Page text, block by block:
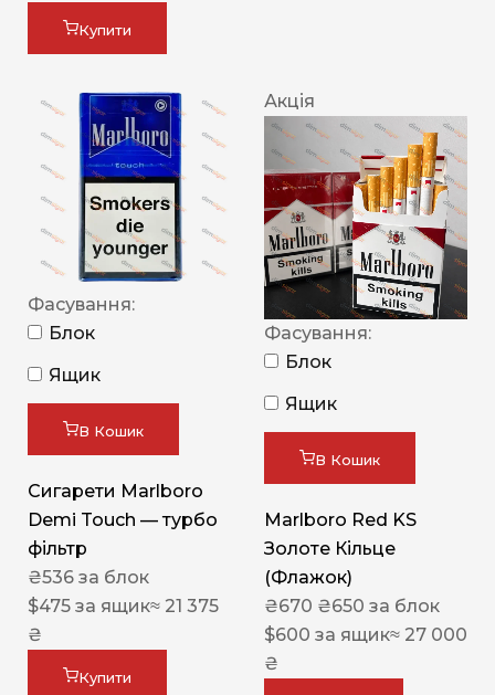
Купити
Фасування:
Блок
Ящик
В Кошик
Сигарети Marlboro
Demi Touch — турбо
фільтр
₴536 за блок
$475 за ящик≈ 21 375
₴
Купити
Акція
Фасування:
Блок
Ящик
В Кошик
Marlboro Red KS
Золоте Кільце
(Флажок)
₴670 ₴650 за блок
$600 за ящик≈ 27 000
₴